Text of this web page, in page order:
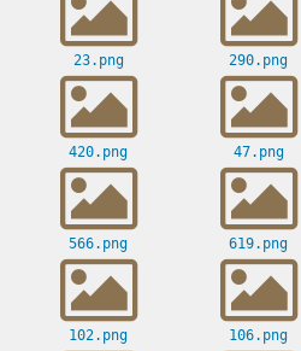
23.png 290.png
420.png 47.png
566.png 619.png
102.png 106.png